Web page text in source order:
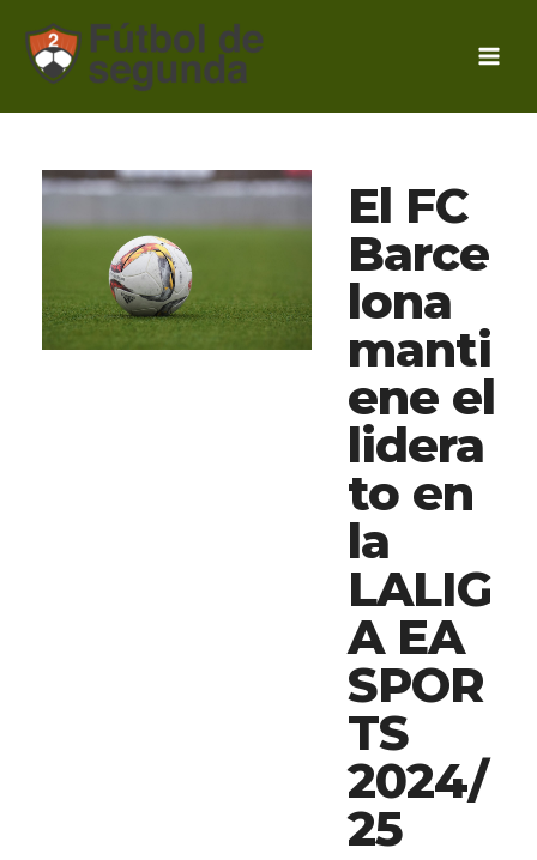
contenido
El FC
Barce
lona
manti
ene el
lidera
to en
la
LALIG
A EA
SPOR
TS
2024/
25